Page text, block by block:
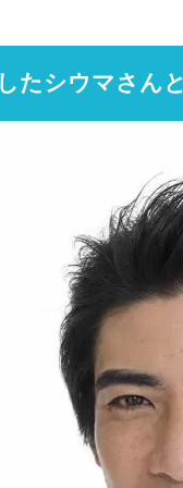
たシウマさん